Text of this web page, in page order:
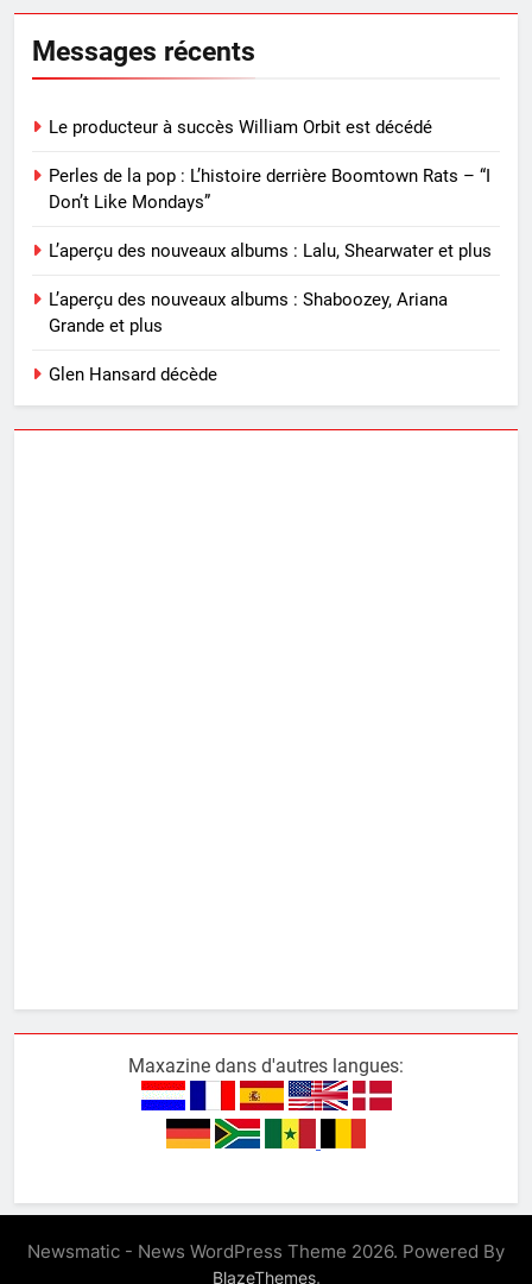
Messages récents
Le producteur à succès William Orbit est décédé
Perles de la pop : L’histoire derrière Boomtown Rats – “I
Don’t Like Mondays”
L’aperçu des nouveaux albums : Lalu, Shearwater et plus
L’aperçu des nouveaux albums : Shaboozey, Ariana
Grande et plus
Glen Hansard décède
Maxazine dans d'autres langues:
Newsmatic - News WordPress Theme 2026. Powered By
BlazeThemes.